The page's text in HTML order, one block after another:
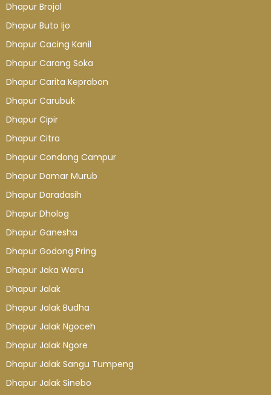
Dhapur Brojol
Dhapur Buto Ijo
Dhapur Cacing Kanil
Dhapur Carang Soka
Dhapur Carita Keprabon
Dhapur Carubuk
Dhapur Cipir
Dhapur Citra
Dhapur Condong Campur
Dhapur Damar Murub
Dhapur Daradasih
Dhapur Dholog
Dhapur Ganesha
Dhapur Godong Pring
Dhapur Jaka Waru
Dhapur Jalak
Dhapur Jalak Budha
Dhapur Jalak Ngoceh
Dhapur Jalak Ngore
Dhapur Jalak Sangu Tumpeng
Dhapur Jalak Sinebo